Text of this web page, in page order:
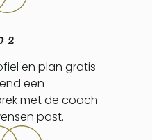
2
en plan gratis
een
met de coach
past.